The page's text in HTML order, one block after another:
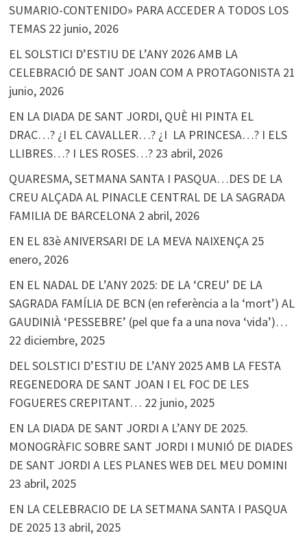
SUMARIO-CONTENIDO» PARA ACCEDER A TODOS LOS
TEMAS 22 junio, 2026
EL SOLSTICI D’ESTIU DE L’ANY 2026 AMB LA
CELEBRACIÓ DE SANT JOAN COM A PROTAGONISTA 21
junio, 2026
EN LA DIADA DE SANT JORDI, QUÈ HI PINTA EL
DRAC…? ¿I EL CAVALLER…? ¿I LA PRINCESA…? I ELS
LLIBRES…? I LES ROSES…? 23 abril, 2026
QUARESMA, SETMANA SANTA I PASQUA…DES DE LA
CREU ALÇADA AL PINACLE CENTRAL DE LA SAGRADA
FAMILIA DE BARCELONA 2 abril, 2026
EN EL 83è ANIVERSARI DE LA MEVA NAIXENÇA 25
enero, 2026
EN EL NADAL DE L’ANY 2025: DE LA ‘CREU’ DE LA
SAGRADA FAMÍLIA DE BCN (en referència a la ‘mort’) AL
GAUDINIÀ ‘PESSEBRE’ (pel que fa a una nova ‘vida’)…
22 diciembre, 2025
DEL SOLSTICI D’ESTIU DE L’ANY 2025 AMB LA FESTA
REGENEDORA DE SANT JOAN I EL FOC DE LES
FOGUERES CREPITANT… 22 junio, 2025
EN LA DIADA DE SANT JORDI A L’ANY DE 2025.
MONOGRÀFIC SOBRE SANT JORDI I MUNIÓ DE DIADES
DE SANT JORDI A LES PLANES WEB DEL MEU DOMINI
23 abril, 2025
EN LA CELEBRACIO DE LA SETMANA SANTA I PASQUA
DE 2025 13 abril, 2025